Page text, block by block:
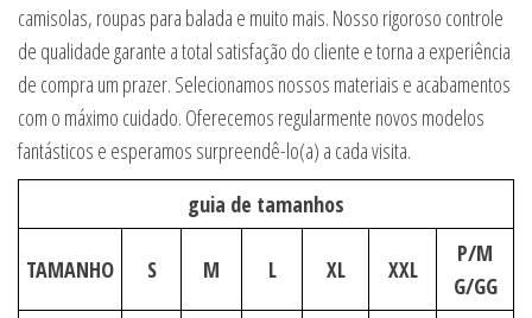
camisolas, roupas para balada e muito mais. Nosso rigoroso controle
de qualidade garante a total satisfação do cliente e torna a experiência
de compra um prazer. Selecionamos nossos materiais e acabamentos
com o máximo cuidado. Oferecemos regularmente novos modelos
fantásticos e esperamos surpreendê-lo(a) a cada visita.
guia de tamanhos
TAMANHO S M L XL XXL
P/M
G/GG